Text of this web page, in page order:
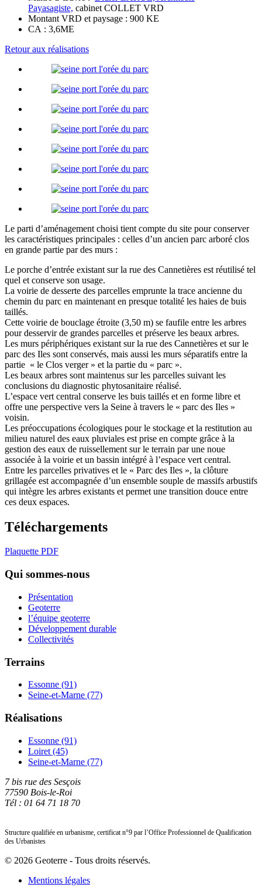
Payasagiste, cabinet COLLET VRD
Montant VRD et paysage : 900 KE
CA : 3,6ME
Retour aux réalisations
Le parti d’aménagement choisi tient compte du site pour conserver
les caractéristiques principales : celles d’un ancien parc arboré clos
en grande partie par des murs :
Le porche d’entrée existant sur la rue des Cannetières est réutilisé tel
quel et conserve son usage.
La voirie de desserte des parcelles emprunte la trace ancienne du
chemin du parc en maintenant en presque totalité les haies de buis
taillés.
Cette voirie de bouclage étroite (3,50 m) se faufile entre les arbres
pour desservir de grandes parcelles et préserve les beaux arbres.
Les murs périphériques existant sur la rue des Cannetières et sur le
parc des Iles sont conservés, mais aussi les murs séparatifs entre la
partie « le Clos verger » et la partie du « parc ».
Les beaux arbres sont maintenus sur les parcelles suivant les
conclusions du diagnostic phytosanitaire réalisé.
L’espace vert central conserve les buis taillés et en forme libre et
offre une perspective vers la Seine à travers le « parc des Iles »
voisin.
Les préoccupations écologiques pour le stockage et la restitution au
milieu naturel des eaux pluviales est prise en compte grâce à la
gestion des eaux de ruissellement sur le terrain par une noue
associée à la voirie et un bassin intégré à l’espace vert central.
Entre les parcelles privatives et le « Parc des Iles », la clôture
grillagée est accompagnée d’un ensemble souple de massifs arbustifs
qui intègre les arbres existants et permet une transition douce entre
ces deux espaces.
Téléchargements
Plaquette PDF
Qui sommes-nous
Présentation
Geoterre
l’équipe geoterre
Développement durable
Collectivités
Terrains
Essonne (91)
Seine-et-Marne (77)
Réalisations
Essonne (91)
Loiret (45)
Seine-et-Marne (77)
7 bis rue des Sesçois
77590 Bois-le-Roi
Tél : 01 64 71 18 70
Structure qualifiée en urbanisme, certificat n°9 par l’Office Professionnel de Qualification
des Urbanistes
© 2026 Geoterre - Tous droits réservés.
Mentions légales